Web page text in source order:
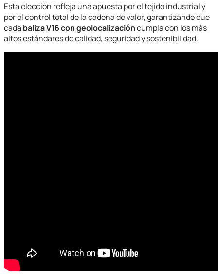
Esta elección refleja una apuesta por el tejido industrial y
por el control total de la cadena de valor, garantizando que
cada baliza V16 con geolocalizacióncumpla con los más
altos estándares de calidad, seguridad y sostenibilidad.